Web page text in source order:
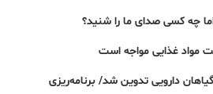
چه کسی صدای ما را شنید؟
مواد غذایی مواجه است
دارویی تدوین شد/ برنامه‌ریزی